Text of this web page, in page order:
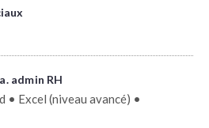
admin RH
• Excel (niveau avancé) •